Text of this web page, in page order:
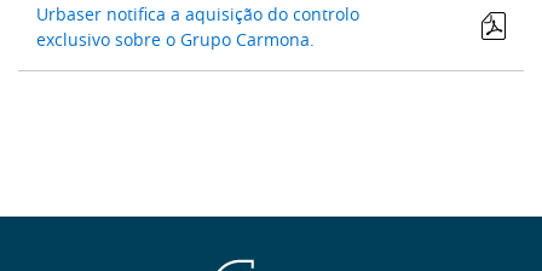
Urbaser notifica a aquisição do controlo
exclusivo sobre o Grupo Carmona.